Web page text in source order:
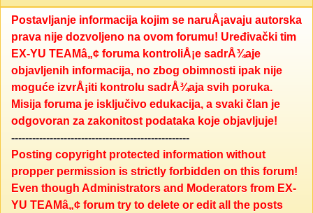
Postavljanje informacija kojim se naruÅ¡avaju autorska
prava nije dozvoljeno na ovom forumu! Uređivački tim
EX-YU TEAMâ„¢ foruma kontroliÅ¡e sadrÅ¾aje
objavljenih informacija, no zbog obimnosti ipak nije
moguće izvrÅ¡iti kontrolu sadrÅ¾aja svih poruka.
Misija foruma je isključivo edukacija, a svaki član je
odgovoran za zakonitost podataka koje objavljuje!
---------------------------------------------------
Posting copyright protected information without
propper permission is strictly forbidden on this forum!
Even though Administrators and Moderators from EX-
YU TEAMâ„¢ forum try to delete or edit all the posts